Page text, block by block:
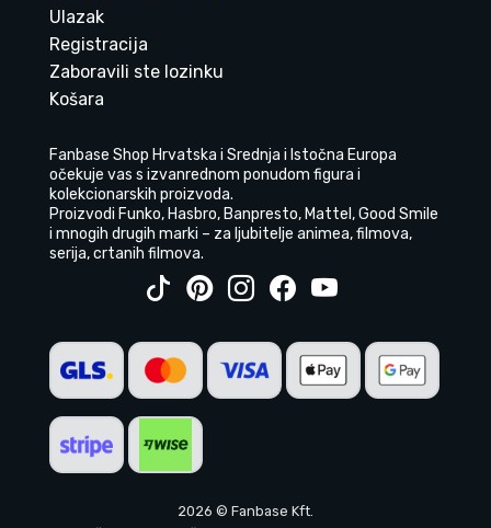
Ulazak
Registracija
Zaboravili ste lozinku
Košara
Fanbase Shop Hrvatska i Srednja i Istočna Europa
očekuje vas s izvanrednom ponudom figura i
kolekcionarskih proizvoda.
Proizvodi Funko, Hasbro, Banpresto, Mattel, Good Smile
i mnogih drugih marki – za ljubitelje animea, filmova,
serija, crtanih filmova.
2026 © Fanbase Kft.